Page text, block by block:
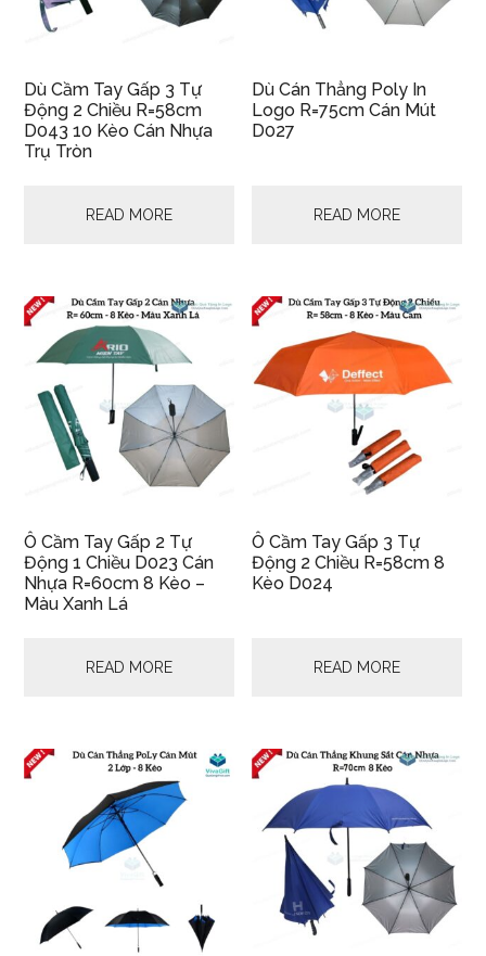
Dù Cầm Tay Gấp 3 Tự
Động 2 Chiều R=58cm
D043 10 Kèo Cán Nhựa
Trụ Tròn
READ MORE
Dù Cán Thẳng Poly In
Logo R=75cm Cán Mút
D027
READ MORE
Ô Cầm Tay Gấp 2 Tự
Động 1 Chiều D023 Cán
Nhựa R=60cm 8 Kèo –
Màu Xanh Lá
READ MORE
Ô Cầm Tay Gấp 3 Tự
Động 2 Chiều R=58cm 8
Kèo D024
READ MORE